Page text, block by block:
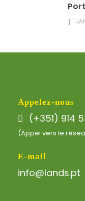
Appelez-nous
(+351) 914
(Appel vers le
E-mail
info@lands.pt